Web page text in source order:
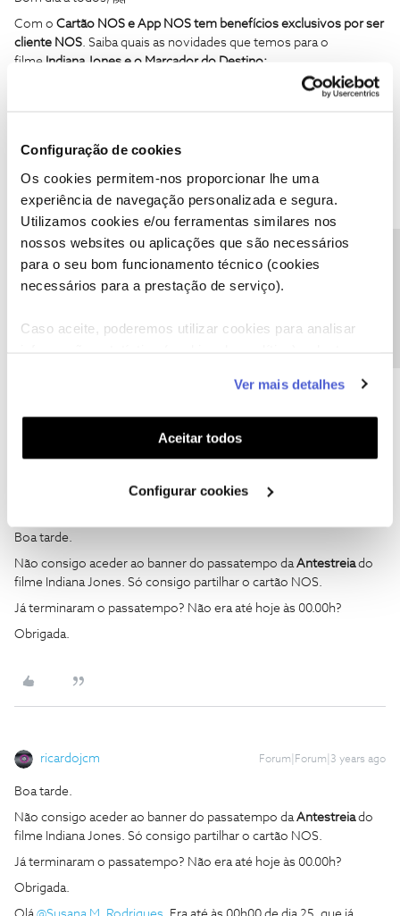
Configuração de cookies
Os cookies permitem-nos proporcionar lhe uma
experiência de navegação personalizada e segura.
Utilizamos cookies e/ou ferramentas similares nos
nossos websites ou aplicações que são necessários
para o seu bom funcionamento técnico (cookies
necessários para a prestação de serviço).
Caso aceite, poderemos utilizar cookies para analisar
funcionalidades (cookies de personalização e
funcionalidade) e adaptar anúncios aos seus interesses
(cookies de publicidade personalizada). Pode gerir a
utilização dos cookies clicando em "Configurar
Ver mais detalhes
Aceitar todos
Configurar cookies
Com o Cartão NOS e App NOS tem benefícios exclusivos por ser
cliente NOS. Saiba quais as novidades que temos para o
filme Indiana Jones e o Marcador do Destino:
100 convites duplos para a antestreia deIndiana Jones e o
Marcador do Destinoem Lisboa e Matosinhos.
Assista, também, à estreia deIndiana Jones e o Marcador do
Destinocom asvantagens do Cartão NOS em qualquer
sala IMAX,4DX,ScreenX,NOS XVision,dos Cinemas NOS
Obrigado
Boa tarde.
Não consigo aceder ao banner do passatempo daAntestreiado
filme Indiana Jones. Só consigo partilhar o cartão NOS.
Já terminaram o passatempo? Não era até hoje às 00.00h?
Obrigada.
ricardojcm Forum|Forum|3 years ago
Boa tarde.
Não consigo aceder ao banner do passatempo daAntestreiado
filme Indiana Jones. Só consigo partilhar o cartão NOS.
Já terminaram o passatempo? Não era até hoje às 00.00h?
Obrigada.